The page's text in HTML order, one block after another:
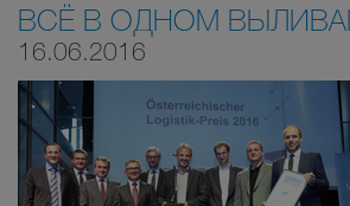
ВСЁ В ОДНОМ
16.06.2016